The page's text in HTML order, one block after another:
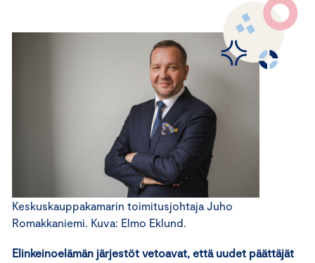
Keskuskauppakamarin toimitusjohtaja Juho
Romakkaniemi. Kuva: Elmo Eklund.
Elinkeinoelämän järjestöt vetoavat, että uudet päättäjät